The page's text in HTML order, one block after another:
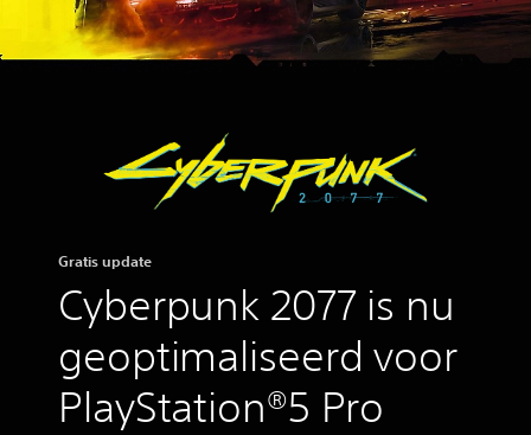
Gratis update
Cyberpunk 2077 is nu
geoptimaliseerd voor
PlayStation®5 Pro